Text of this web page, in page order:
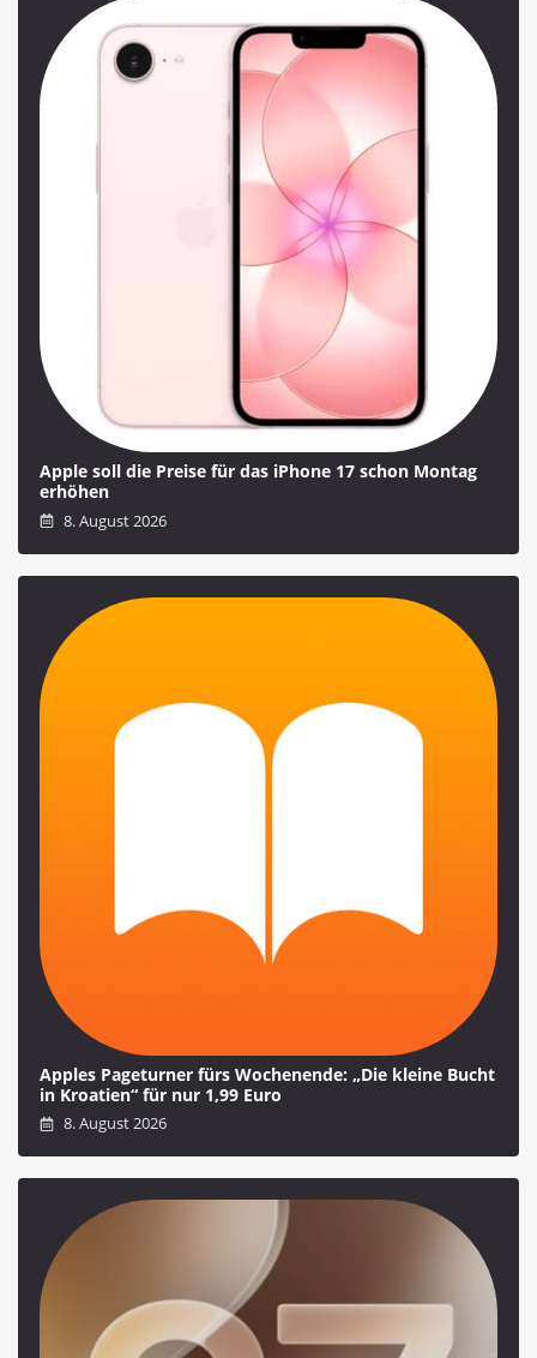
Apple soll die Preise für das iPhone 17 schon Montag
erhöhen
8. August 2026
Apples Pageturner fürs Wochenende: „Die kleine Bucht
in Kroatien“ für nur 1,99 Euro
8. August 2026